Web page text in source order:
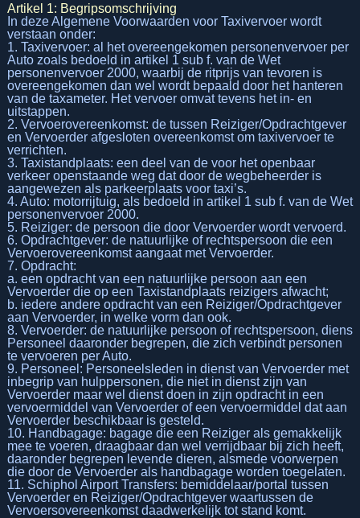
Artikel 1: Begripsomschrijving
In deze Algemene Voorwaarden voor Taxivervoer wordt
verstaan onder:
1. Taxivervoer: al het overeengekomen personenvervoer per
Auto zoals bedoeld in artikel 1 sub f. van de Wet
personenvervoer 2000, waarbij de ritprijs van tevoren is
overeengekomen dan wel wordt bepaald door het hanteren
van de taxameter. Het vervoer omvat tevens het in- en
uitstappen.
2. Vervoerovereenkomst: de tussen Reiziger/Opdrachtgever
en Vervoerder afgesloten overeenkomst om taxivervoer te
verrichten.
3. Taxistandplaats: een deel van de voor het openbaar
verkeer openstaande weg dat door de wegbeheerder is
aangewezen als parkeerplaats voor taxi’s.
4. Auto: motorrijtuig, als bedoeld in artikel 1 sub f. van de Wet
personenvervoer 2000.
5. Reiziger: de persoon die door Vervoerder wordt vervoerd.
6. Opdrachtgever: de natuurlijke of rechtspersoon die een
Vervoerovereenkomst aangaat met Vervoerder.
7. Opdracht:
a. een opdracht van een natuurlijke persoon aan een
Vervoerder die op een Taxistandplaats reizigers afwacht;
b. iedere andere opdracht van een Reiziger/Opdrachtgever
aan Vervoerder, in welke vorm dan ook.
8. Vervoerder: de natuurlijke persoon of rechtspersoon, diens
Personeel daaronder begrepen, die zich verbindt personen
te vervoeren per Auto.
9. Personeel: Personeelsleden in dienst van Vervoerder met
inbegrip van hulppersonen, die niet in dienst zijn van
Vervoerder maar wel dienst doen in zijn opdracht in een
vervoermiddel van Vervoerder of een vervoermiddel dat aan
Vervoerder beschikbaar is gesteld.
10. Handbagage: bagage die een Reiziger als gemakkelijk
mee te voeren, draagbaar dan wel verrijdbaar bij zich heeft,
daaronder begrepen levende dieren, alsmede voorwerpen
die door de Vervoerder als handbagage worden toegelaten.
11. Schiphol Airport Transfers: bemiddelaar/portal tussen
Vervoerder en Reiziger/Opdrachtgever waartussen de
Vervoersovereenkomst daadwerkelijk tot stand komt.